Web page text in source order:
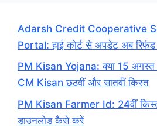
Adarsh Credit Cooperative
Portal: हाई कोर्ट से अपडेट अब रिफंड
PM Kisan Yojana: क्या 15
CM Kisan छठवीं और सातवीं किस्त
PM Kisan Farmer Id: 24वीं
डाउनलोड कैसे करें